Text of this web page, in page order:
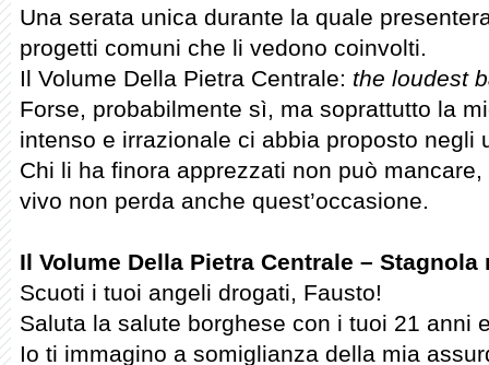
Una serata unica durante la quale
progetti comuni che li vedono coinvolti.
Il Volume Della Pietra Centrale: the loudest
Forse, probabilmente sì, ma soprattutto la
intenso e irrazionale ci abbia proposto negli
Chi li ha finora apprezzati non può
vivo non perda anche quest’occasione.
Il Volume Della Pietra Centrale –
Scuoti i tuoi angeli drogati, Fausto!
Saluta la salute borghese con i tuoi 21 anni
Io ti immagino a somiglianza della mia